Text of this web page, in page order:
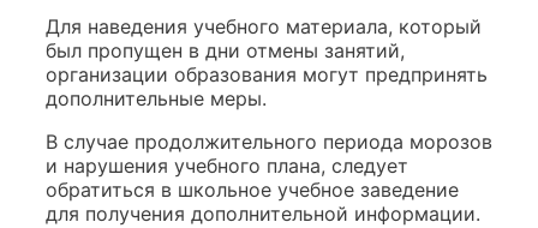
Для наведения учебного материала, который
был пропущен в дни отмены занятий,
организации образования могут предпринять
дополнительные меры.
В случае продолжительного периода морозов
и нарушения учебного плана, следует
обратиться в школьное учебное заведение
для получения дополнительной информации.